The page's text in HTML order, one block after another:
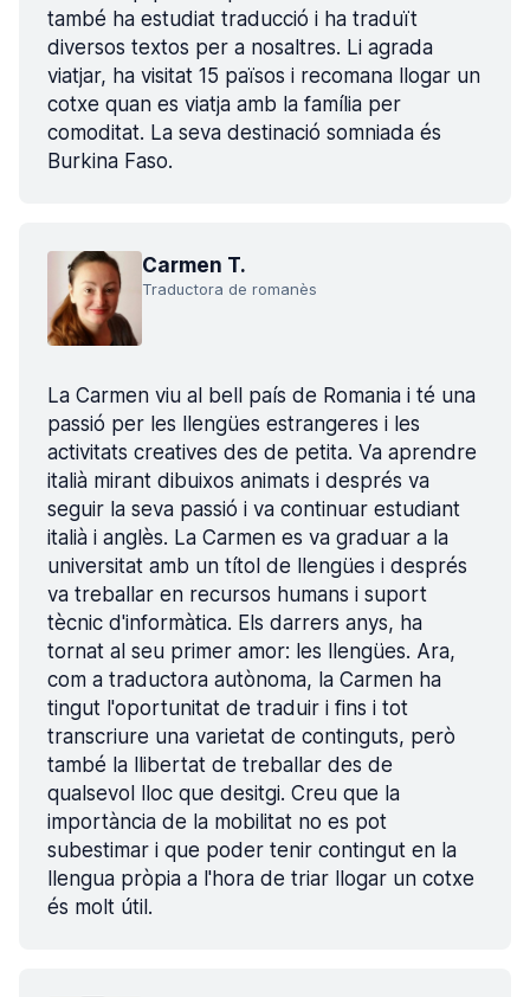
també ha estudiat traducció i ha traduït
diversos textos per a nosaltres. Li agrada
viatjar, ha visitat 15 països i recomana llogar un
cotxe quan es viatja amb la família per
comoditat. La seva destinació somniada és
Burkina Faso.
Carmen T.
Traductora de romanès
La Carmen viu al bell país de Romania i té una
passió per les llengües estrangeres i les
activitats creatives des de petita. Va aprendre
italià mirant dibuixos animats i després va
seguir la seva passió i va continuar estudiant
italià i anglès. La Carmen es va graduar a la
universitat amb un títol de llengües i després
va treballar en recursos humans i suport
tècnic d'informàtica. Els darrers anys, ha
tornat al seu primer amor: les llengües. Ara,
com a traductora autònoma, la Carmen ha
tingut l'oportunitat de traduir i fins i tot
transcriure una varietat de continguts, però
també la llibertat de treballar des de
qualsevol lloc que desitgi. Creu que la
importància de la mobilitat no es pot
subestimar i que poder tenir contingut en la
llengua pròpia a l'hora de triar llogar un cotxe
és molt útil.